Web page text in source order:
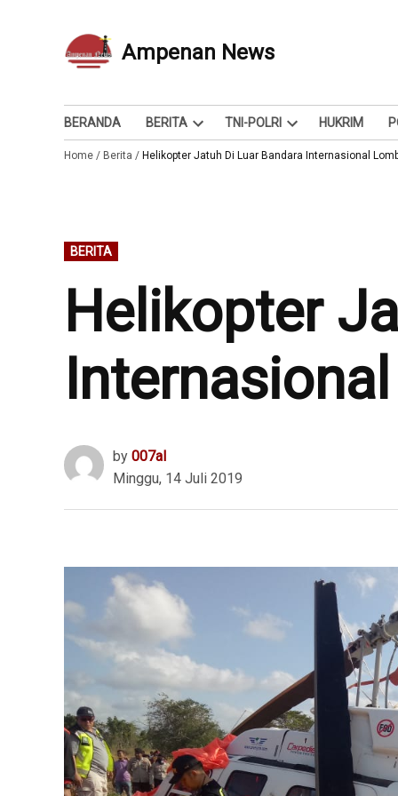
Ampenan News
Berita dan Info
BERANDA BERITA
Open
dropdown
TNI-POLRI
Open
dropdown
HUKRIM
Home / Berita / Helikopter Jatuh Di Luar Bandara Internasional
POSTED
IN
BERITA
Helikopter
by 007al
Minggu, 14 Juli 2019